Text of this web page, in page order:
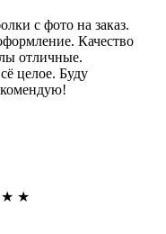
с фото на заказ.
Качество
отличные.
целое. Буду
★ ★